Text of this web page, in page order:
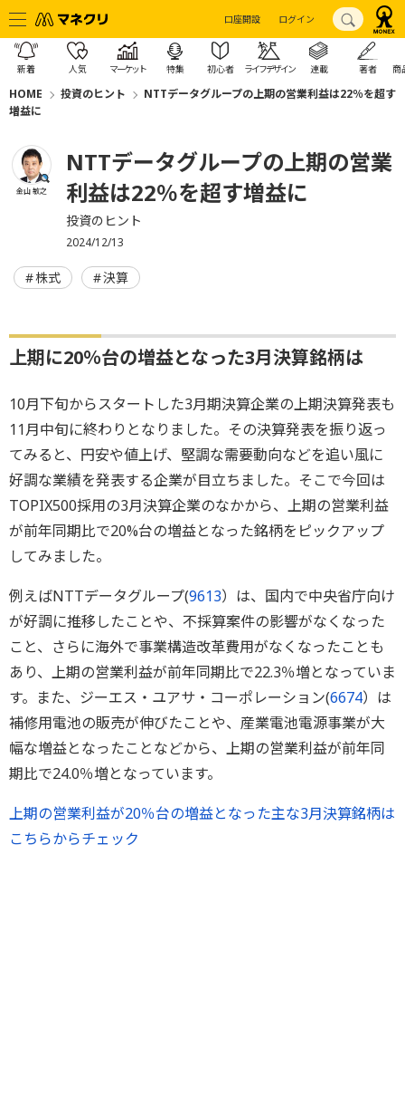
口座開設 ログイン
新着 人気 マーケット 特集 初心者 ライフデザイン 連載 著者 商
HOME 投資のヒント
NTTデータグループの上期の営業利益は22％を超す
増益に
金山 敏之
NTTデータグループの上期の営業
利益は22％を超す増益に
投資のヒント
2024/12/13
株式 決算
上期に20％台の増益となった3月決算銘柄は
10月下旬からスタートした3月期決算企業の上期決算発表も
11月中旬に終わりとなりました。その決算発表を振り返っ
てみると、円安や値上げ、堅調な需要動向などを追い風に
好調な業績を発表する企業が目立ちました。そこで今回は
TOPIX500採用の3月決算企業のなかから、上期の営業利益
が前年同期比で20%台の増益となった銘柄をピックアップ
してみました。
例えばNTTデータグループ(9613）は、国内で中央省庁向け
が好調に推移したことや、不採算案件の影響がなくなった
こと、さらに海外で事業構造改革費用がなくなったことも
あり、上期の営業利益が前年同期比で22.3％増となっていま
す。また、ジーエス・ユアサ・コーポレーション(6674）は
補修用電池の販売が伸びたことや、産業電池電源事業が大
幅な増益となったことなどから、上期の営業利益が前年同
期比で24.0％増となっています。
上期の営業利益が20％台の増益となった主な3月決算銘柄は
こちらからチェック